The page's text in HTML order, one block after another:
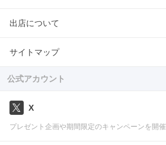
出店について
サイトマップ
公式アカウント
X
プレゼント企画や期間限定のキャンペーンを開催